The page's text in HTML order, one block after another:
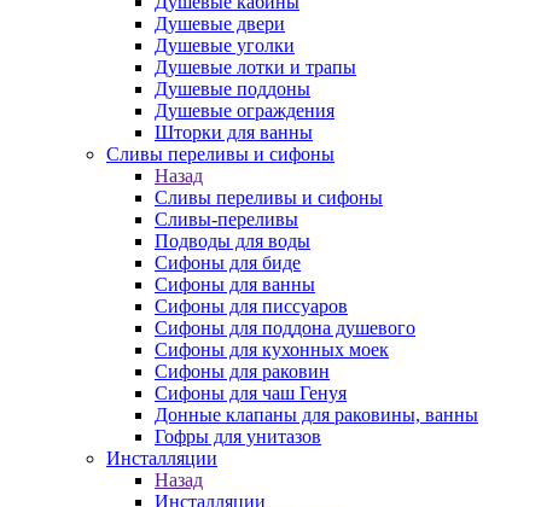
Душевые двери
Душевые уголки
Душевые лотки и трапы
Душевые поддоны
Душевые ограждения
Шторки для ванны
Сливы переливы и сифоны
Назад
Сливы переливы и сифоны
Сливы-переливы
Подводы для воды
Сифоны для биде
Сифоны для ванны
Сифоны для писсуаров
Сифоны для поддона душевого
Сифоны для кухонных моек
Сифоны для раковин
Сифоны для чаш Генуя
Донные клапаны для раковины, ванны
Гофры для унитазов
Инсталляции
Назад
Инсталляции